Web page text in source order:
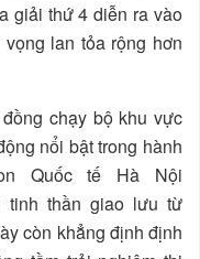
giải thứ 4 diễn ra vào
lan tỏa rộng hơn
chạy bộ khu vực
nổi bật trong hành
Quốc tế Hà Nội
tinh thần giao lưu từ
còn khẳng định định